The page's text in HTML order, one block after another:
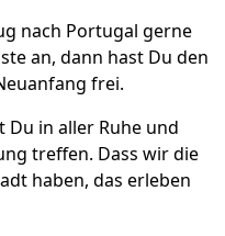
nach Portugal gerne
an, dann hast Du den
frei.
in aller Ruhe und
treffen. Dass wir die
haben, das erleben